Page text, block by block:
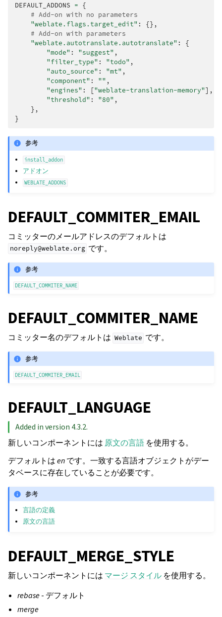
DEFAULT_ADDONS = {
# Add-on with no parameters
"weblate.flags.target_edit" :
{},
# Add-on with parameters
"weblate.autotranslate.autotranslate" :
{
"mode" : "suggest" ,
"filter_type" : "todo" ,
"auto_source" : "mt" ,
"component" : "" ,
"engines" : ["weblate-translation-memory"],
"threshold" : "80" ,
},
}
参考
install_addon
アドオン
WEBLATE_ADDONS
DEFAULT_COMMITER_EMAIL
コミッターのメールアドレスのデフォルトは
noreply@weblate.org です。
参考
DEFAULT_COMMITER_NAME
DEFAULT_COMMITER_NAME
コミッター名のデフォルトは Weblate です。
参考
DEFAULT_COMMITER_EMAIL
DEFAULT_LANGUAGE
Added in version 4.3.2.
新しいコンポーネントには 原文の言語 を使用する。
デフォルトはenです。一致する言語オブジェクトがデー
タベースに存在していることが必要です。
参考
言語の定義
原文の言語
DEFAULT_MERGE_STYLE
新しいコンポーネントには マージ スタイル を使用する。
rebase- デフォルト
merge